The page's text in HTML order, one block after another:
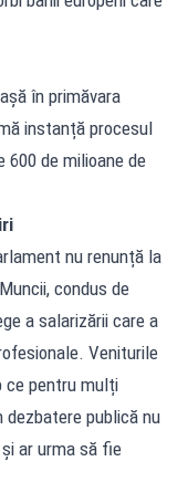
în primăvara
instanță procesul
de milioane de
nu renunță la
condus de
a salarizării care a
Veniturile
ce pentru mulți
publică nu
ar urma să fie